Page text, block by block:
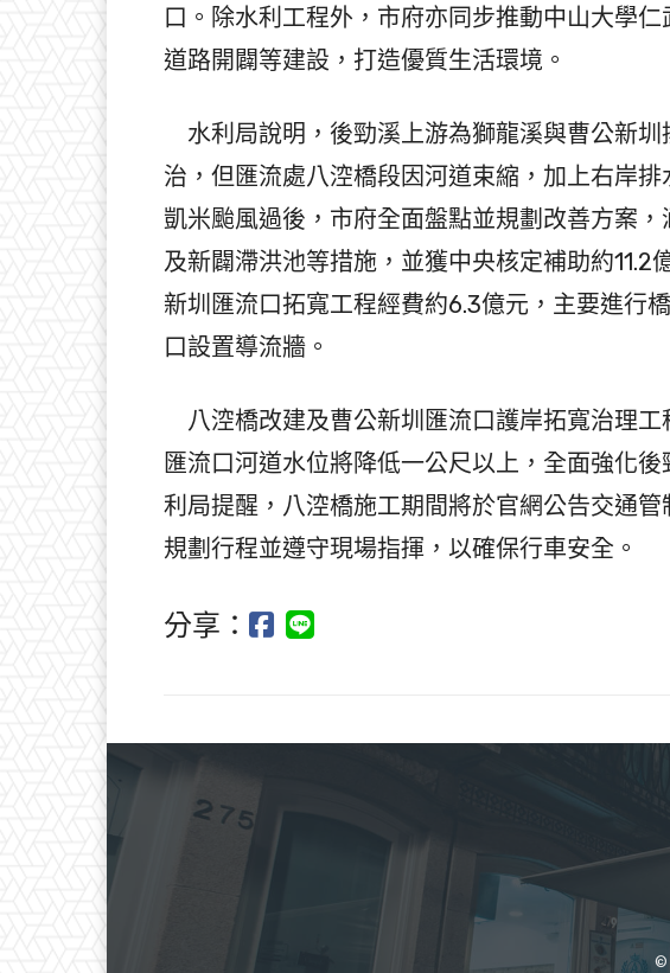
口。除水利工程外，市府亦同步推動中山大學
道路開闢等建設，打造優質生活環境。
水利局說明，後勁溪上游為獅龍溪與曹公新圳
治，但匯流處八涳橋段因河道束縮，加上右岸排
凱米颱風過後，市府全面盤點並規劃改善方案
及新闢滯洪池等措施，並獲中央核定補助約11.2
新圳匯流口拓寬工程經費約6.3億元，主要進行
口設置導流牆。
八涳橋改建及曹公新圳匯流口護岸拓寬治理工
匯流口河道水位將降低一公尺以上，全面強化
利局提醒，八涳橋施工期間將於官網公告交通
規劃行程並遵守現場指揮，以確保行車安全。
分享：
©